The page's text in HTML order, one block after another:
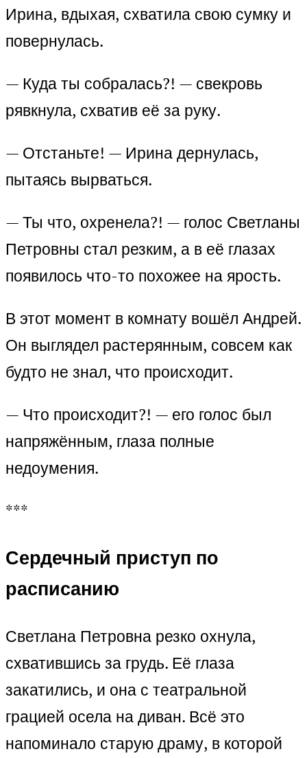
Ирина, вдыхая, схватила свою сумку и
повернулась.
— Куда ты собралась?! — свекровь
рявкнула, схватив её за руку.
— Отстаньте! — Ирина дернулась,
пытаясь вырваться.
— Ты что, охренела?! — голос Светланы
Петровны стал резким, а в её глазах
появилось что-то похожее на ярость.
В этот момент в комнату вошёл Андрей.
Он выглядел растерянным, совсем как
будто не знал, что происходит.
— Что происходит?! — его голос был
напряжённым, глаза полные
недоумения.
***
Сердечный приступ по
расписанию
Светлана Петровна резко охнула,
схватившись за грудь. Её глаза
закатились, и она с театральной
грацией осела на диван. Всё это
напоминало старую драму, в которой